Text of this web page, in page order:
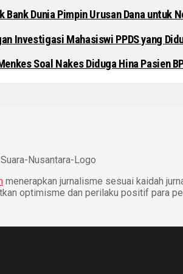
Bank Dunia Pimpin Urusan Dana untuk
Investigasi Mahasiswi PPDS yang
Soal Nakes Diduga Hina Pasien
menerapkan jurnalisme sesuai kaidah
optimisme dan perilaku positif para